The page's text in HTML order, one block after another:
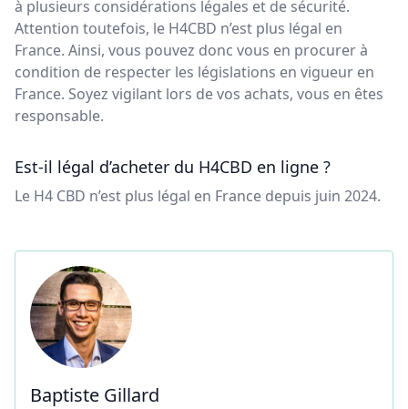
à plusieurs considérations légales et de sécurité.
Attention toutefois, le H4CBD n’est plus légal en
France. Ainsi, vous pouvez donc vous en procurer à
condition de respecter les législations en vigueur en
France. Soyez vigilant lors de vos achats, vous en êtes
responsable.
Est-il légal d’acheter du H4CBD en ligne ?
Le H4 CBD n’est plus légal en France depuis juin 2024.
Baptiste Gillard